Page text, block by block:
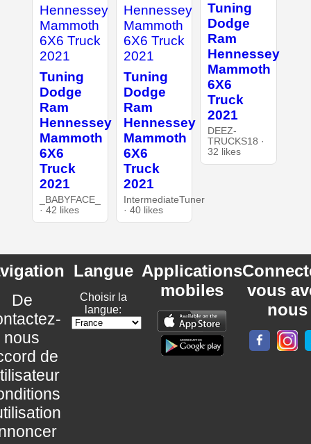
Tuning
Dodge
Ram
Hennessey
Mammoth
6X6
Truck
2021
_BABYFACE_
· 42 likes
Tuning
Dodge
Ram
Hennessey
Mammoth
6X6
Truck
2021
IntermediateTuner
· 40 likes
Tuning
Dodge
Ram
Hennessey
Mammoth
6X6
Truck
2021
DEEZ-
TRUCKS18 ·
32 likes
De
nous
de
Langue
Choisir la
langue:
Applications
mobiles
vous
nous